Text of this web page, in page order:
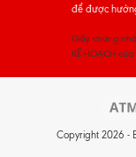
để được
Giấy chứng
KẾ HOẠCH
Copyright 2026 -